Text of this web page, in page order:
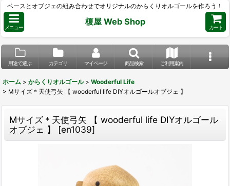
ベースとオブジェの組み合わせでオリジナルのからくりオルゴールを作ろう！
メニュー
榎屋 Web Shop
カート
用途で選ぶ カテゴリ マイページ 商品検索 ご利用案内
ホーム > からくりオルゴール > Wooderful Life
> Mサイズ＊天使弓矢 【 wooderful life DIYオルゴールオブジェ 】
Mサイズ＊天使弓矢 【 wooderful life DIYオルゴール
オブジェ 】
[en1039]